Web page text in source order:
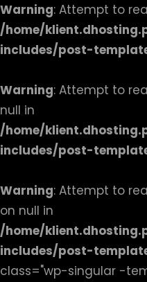
Warning: Attempt to
/home/
includes/post-
Warning: Attempt to
null in
/home/
includes/post-
Warning: Attempt to
on null in
/home/
includes/post-
class="wp-singular -